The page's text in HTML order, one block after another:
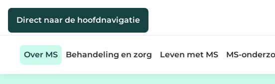
Direct naar de inhoud
Direct naar de hoofdnavigatie
Over MS Behandeling en zorg Leven met MS MS-